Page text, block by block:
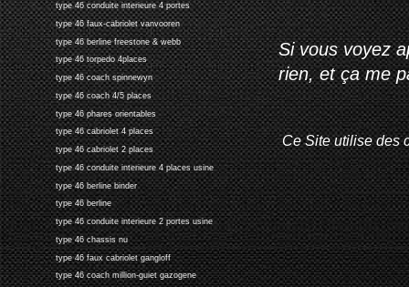
type 46 conduite interieure 4 portes
type 46 faux-cabriolet vanvooren
type 46 berline freestone & webb
type 46 torpedo 4places
type 46 coach spinnewyn
type 46 coach 4/5 places
type 46 phares orientables
type 46 cabriolet 4 places
type 46 cabriolet 2 places
type 46 conduite interieure 4 places usine
type 46 berline binder
type 46 berline
type 46 conduite interieure 2 portes usine
type 46 chassis nu
type 46 faux cabriolet gangloff
type 46 coach million-guiet gazogene
Si vous voyez
rien, et ça me
Ce Site utilise des